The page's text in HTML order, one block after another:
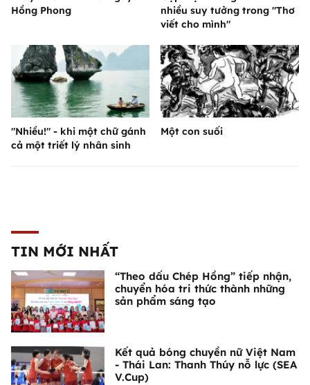
Hồng Phong
nhiều suy tưởng trong "Thơ
viết cho mình"
"Nhiều!" - khi một chữ gánh
cả một triết lý nhân sinh
Một con suối
TIN MỚI NHẤT
“Theo dấu Chép Hồng” tiếp nhận,
chuyển hóa tri thức thành những
sản phẩm sáng tạo
Kết quả bóng chuyền nữ Việt Nam
- Thái Lan: Thanh Thúy nỗ lực (SEA
V.Cup)